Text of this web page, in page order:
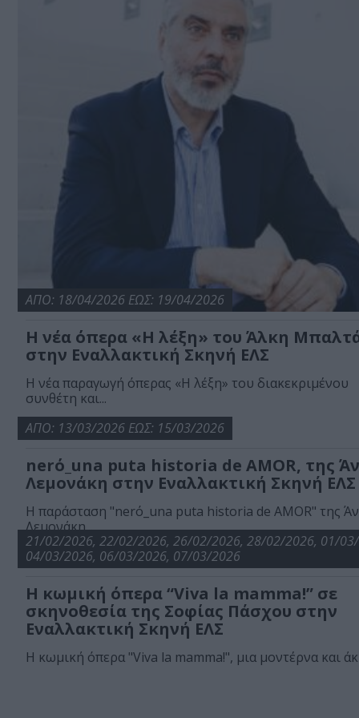
ΑΠΟ: 18/04/2026 ΕΩΣ: 19/04/2026
Η νέα όπερα «Η λέξη» του Άλκη
στην Εναλλακτική Σκηνή ΕΛΣ
H νέα παραγωγή όπερας «Η λέξη» του διακεκριμένου
συνθέτη και...
ΑΠΟ: 13/03/2026 ΕΩΣ: 15/03/2026
nerό_una puta historia de AMOR, της
Λεμονάκη στην Εναλλακτική Σκηνή ΕΛΣ
Η παράσταση "nerό_una puta historia de AMOR" της
Λεμονάκη...
21/02/2026, 22/02/2026, 26/02/2026, 28/02/2026, 01/
04/03/2026, 06/03/2026, 07/03/2026
Η κωμική όπερα “Viva la mamma!” σε
σκηνοθεσία της Σοφίας Πάσχου στην
Εναλλακτική Σκηνή ΕΛΣ
Η κωμική όπερα "Viva la mamma!", μια μοντέρνα και